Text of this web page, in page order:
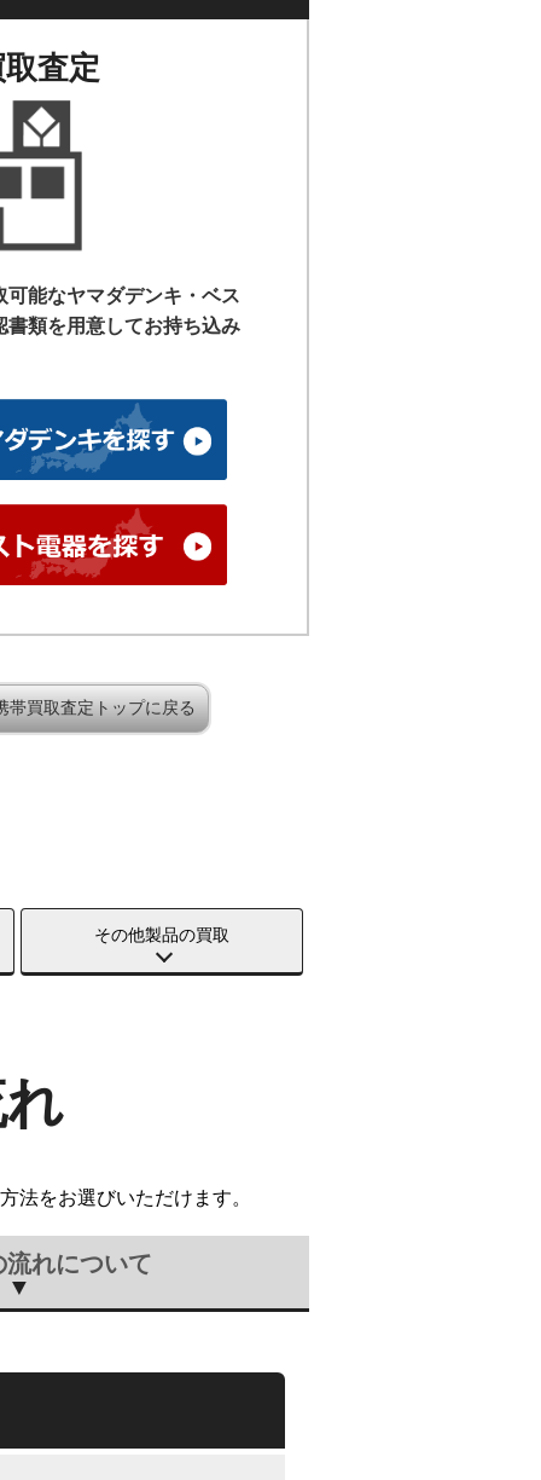
査定
能なヤマダデンキ・ベス
書類を用意してお持ち込み
帯買取査定トップに戻る
その他製品の買取
法をお選びいただけます。
れについて